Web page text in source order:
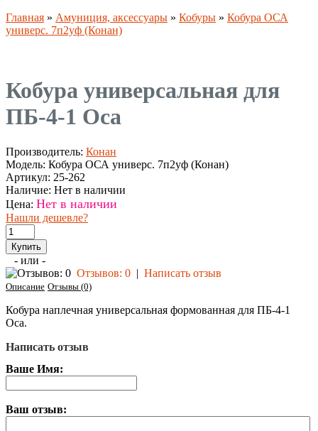
Главная » Амуниция, аксессуары » Кобуры » Кобура ОСА
универс. 7п2уф (Конан)
Кобура универсальная для
ПБ-4-1 Оса
Производитель: Конан
Модель: Кобура ОСА универс. 7п2уф (Конан)
Артикул: 25-262
Наличие: Нет в наличии
Цена: Нет в наличии
Нашли дешевле?
- или -
Отзывов: 0 | Написать отзыв
Описание Отзывы (0)
Кобура наплечная универсальная формованная для ПБ-4-1
Оса.
Написать отзыв
Ваше Имя:
Ваш отзыв: